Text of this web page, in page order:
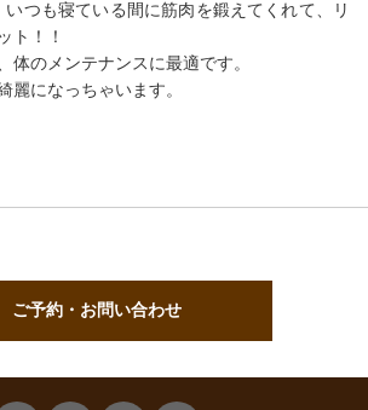
いつも寝ている間に筋肉を鍛えてくれて、リ
ト！！
体のメンテナンスに最適です。
麗になっちゃいます。
ご予約・お問い合わせ